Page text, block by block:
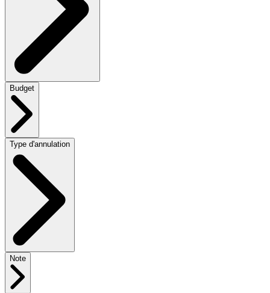
Budget
Type d'annulation
Note